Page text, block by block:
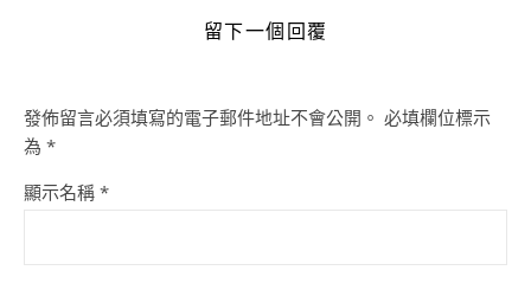
留下一個回覆
發佈留言必須填寫的電子郵件地址不會公開。 必填欄位標示
為 *
顯示名稱 *